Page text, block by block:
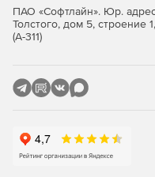
Средства миграции
доменами и
компьютеров из
LAN).
параметров функции
брандмауэра.
ПАО «Софтлайн». Юр.
Толстого, дом 5,
(А-311)